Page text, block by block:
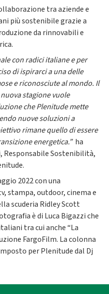
tra aziende e
più sostenibile grazie a
da rinnovabili e
con radici italiane e per
di ispirarci a una delle
e riconosciute al mondo. Il
stagione vuole
che Plenitude mette
nuove soluzioni a
rimane quello di essere
energetica.” ha
Sostenibilità,
2022 con una
stampa, outdoor, cinema e
scuderia Ridley Scott
è di Luca Bigazzi che
tra cui anche “La
FargoFilm. La colonna
per Plenitude dal Dj